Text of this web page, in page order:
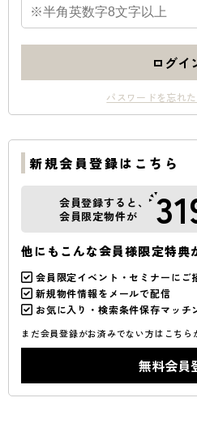
ログイ
パスワードを忘れ
新規会員登録はこちら
会員登録すると、
会員限定物件が
他にもこんな会員様限定特典
会員限定イベント・セミナーにご
新規物件情報をメールで配信
お気に入り・検索条件保存マッチ
まだ会員登録がお済みでない方はこちら
無料会員